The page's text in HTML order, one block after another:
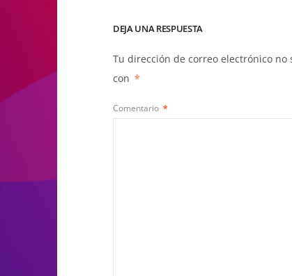
DEJA UNA RESPUESTA
Tu dirección de correo electrónico no
con *
Comentario *